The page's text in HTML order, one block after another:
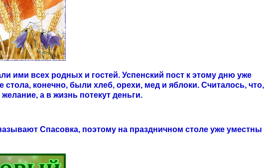
ими всех родных и гостей. Успенский пост к этому дню уже
конечно, были хлеб, орехи, мед и яблоки. Считалось, что,
а в жизнь потекут деньги.
Спасовка, поэтому на праздничном столе уже уместны